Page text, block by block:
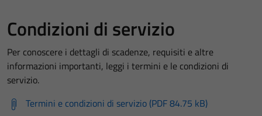
Condizioni di servizio
Per conoscere i dettagli di scadenze, requisiti e altre
informazioni importanti, leggi i termini e le condizioni di
servizio.
Termini e condizioni di servizio (PDF 84.75 kB)